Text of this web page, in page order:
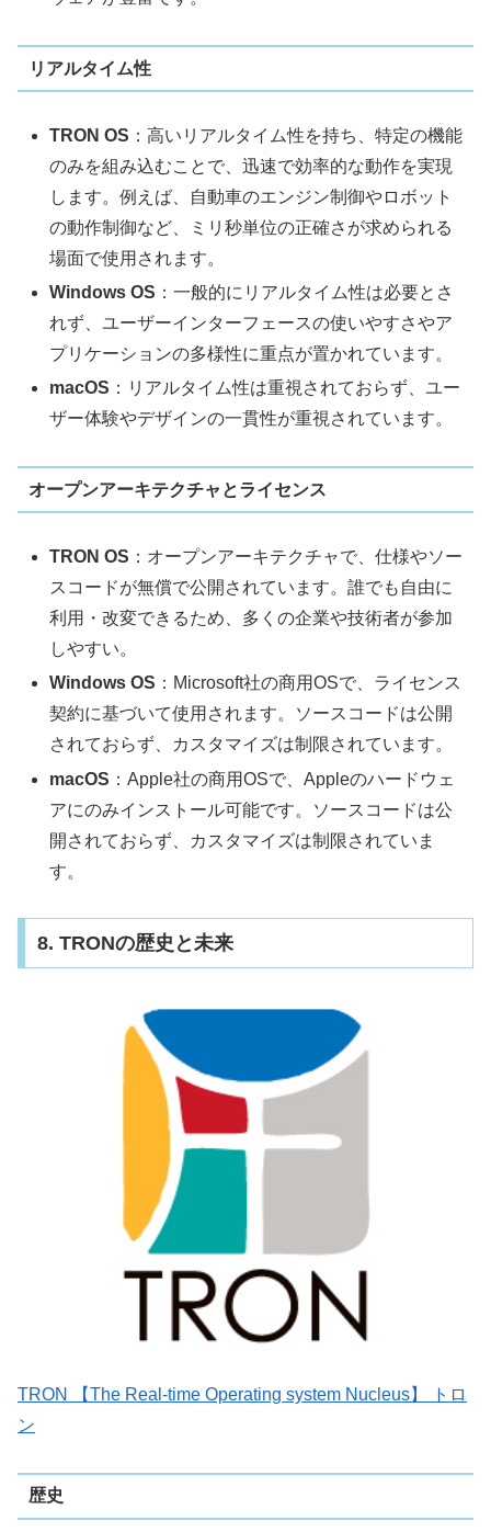
リアルタイム性
TRON OS ：高いリアルタイム性を持ち、特定の機能
のみを組み込むことで、迅速で効率的な動作を実現
します。例えば、自動車のエンジン制御やロボット
の動作制御など、ミリ秒単位の正確さが求められる
場面で使用されます。
Windows OS ：一般的にリアルタイム性は必要とさ
れず、ユーザーインターフェースの使いやすさやア
プリケーションの多様性に重点が置かれています。
macOS ：リアルタイム性は重視されておらず、ユー
ザー体験やデザインの一貫性が重視されています。
オープンアーキテクチャとライセンス
TRON OS ：オープンアーキテクチャで、仕様やソー
スコードが無償で公開されています。誰でも自由に
利用・改変できるため、多くの企業や技術者が参加
しやすい。
Windows OS ：Microsoft社の商用OSで、ライセンス
契約に基づいて使用されます。ソースコードは公開
されておらず、カスタマイズは制限されています。
macOS ：Apple社の商用OSで、Appleのハードウェ
アにのみインストール可能です。ソースコードは公
開されておらず、カスタマイズは制限されていま
す。
8. TRONの歴史と未来
TRON 【The Real-time Operating system Nucleus】 トロ
ン
歴史